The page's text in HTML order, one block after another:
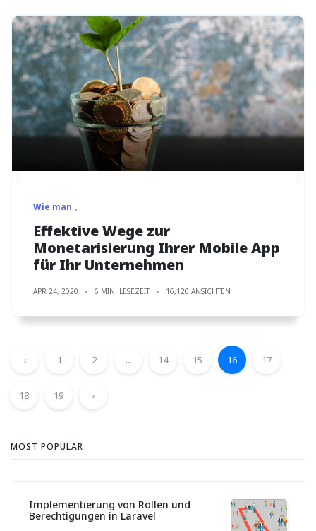
Wie man
Effektive Wege zur
Monetarisierung Ihrer Mobile App
für Ihr Unternehmen
APR 24, 2020 6 MIN. LESEZEIT 16,120 ANSICHTEN
‹ 1 2 ... 14 15 16 17
18 19 ›
MOST POPULAR
Implementierung von Rollen und
Berechtigungen in Laravel